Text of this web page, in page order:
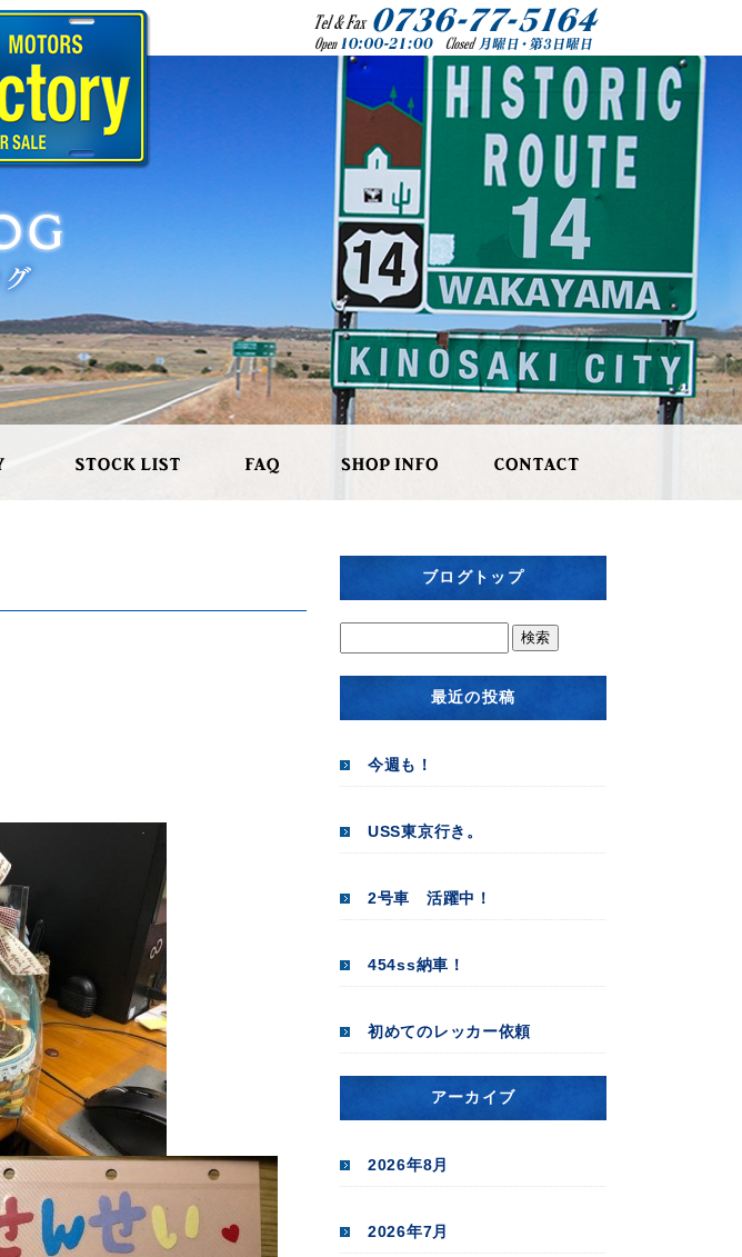
ブログトップ
最近の投稿
今週も！
USS東京行き。
2号車 活躍中！
454ss納車！
初めてのレッカー依頼
アーカイブ
2026年8月
2026年7月